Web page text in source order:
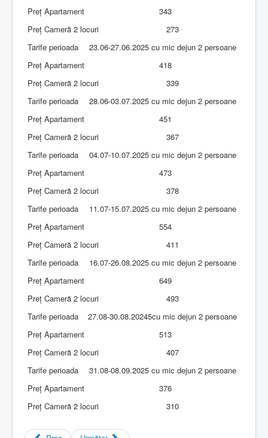
Preț Apartament
343
Preț Cameră 2 locuri
273
Tarife perioada
23.06-27.06.2025 cu mic dejun 2 persoane
Preț Apartament
418
Preț Cameră 2 locuri
339
Tarife perioada
28.06-03.07.2025 cu mic dejun 2 persoane
Preț Apartament
451
Preț Cameră 2 locuri
367
Tarife perioada
04.07-10.07.2025 cu mic dejun 2 persoane
Preț Apartament
473
Preț Cameră 2 locuri
378
Tarife perioada
11.07-15.07.2025 cu mic dejun 2 persoane
Preț Apartament
554
Preț Cameră 2 locuri
411
Tarife perioada
16.07-26.08.2025 cu mic dejun 2 persoane
Preț Apartament
649
Preț Cameră 2 locuri
493
Tarife perioada
27.08-30.08.20245cu mic dejun 2 persoane
Preț Apartament
513
Preț Cameră 2 locuri
407
Tarife perioada
31.08-08.09.2025 cu mic dejun 2 persoane
Preț Apartament
376
Preț Cameră 2 locuri
310